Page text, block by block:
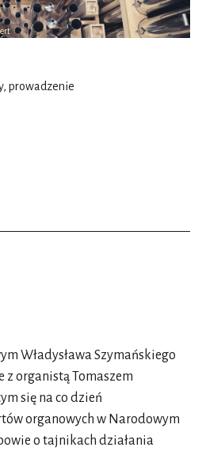
prowadzenie
Władysława Szymańskiego
z organistą Tomaszem
się na co dzień
organowych w Narodowym
o tajnikach działania